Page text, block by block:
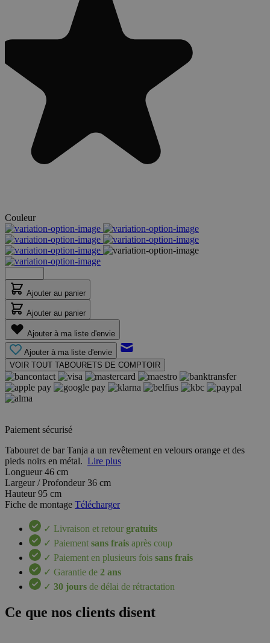
Couleur
Ajouter au panier
Ajouter au panier
Ajouter à ma liste d'envie
Ajouter à ma liste d'envie
VOIR TOUT TABOURETS DE COMPTOIR
Paiement sécurisé
Tabouret de bar Tanja a un revêtement en velours orange et des
pieds noirs en métal. Lire plus
Longueur46 cm
Largeur / Profondeur36 cm
Hauteur95 cm
Fiche de montage Télécharger
✓ Livraison et retour gratuits
✓ Paiement sans frais après coup
✓ Paiement en plusieurs fois sans frais
✓ Garantie de 2 ans
✓ 30 jours de délai de rétractation
Ce que nos clients disent